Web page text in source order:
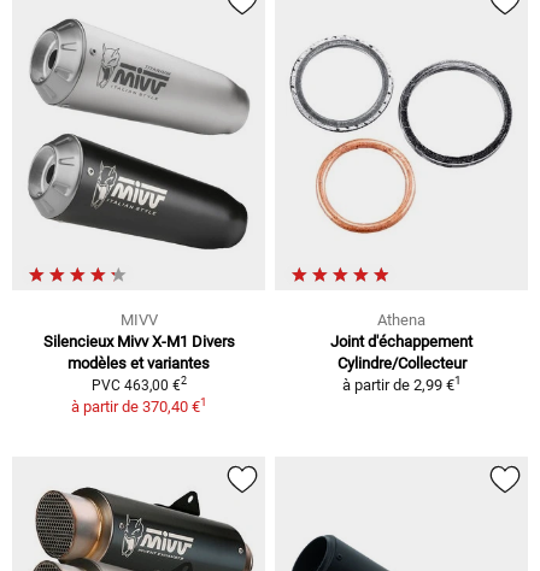
MIVV
Silencieux Mivv X-M1 Divers
modèles et variantes
PVC 463,00 €2
à partir de 370,40 €1
Athena
Joint d'échappement
Cylindre/Collecteur
à partir de 2,99 €1